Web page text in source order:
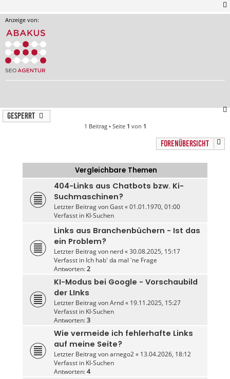
Anzeige von:
Gesperrt
1 Beitrag • Seite 1 von 1
FORENÜBERSICHT
Vergleichbare Themen
404-Links aus Chatbots bzw. Ki-
Suchmaschinen?
Letzter Beitrag vonGast«01.01.1970, 01:00
Verfasst in KI-Suchen
Links aus Branchenbüchern - Ist das
ein Problem?
Letzter Beitrag von nerd«30.08.2025, 15:17
Verfasst in Ich hab' da mal 'ne Frage
Antworten:2
KI-Modus bei Google - Vorschaubild
der LInks
Letzter Beitrag vonArnd« 19.11.2025, 15:27
Verfasst in KI-Suchen
Antworten:3
Wie vermeide ich fehlerhafte Links
auf meine Seite?
Letzter Beitrag vonarnego2« 13.04.2026, 18:12
Verfasst in KI-Suchen
Antworten:4